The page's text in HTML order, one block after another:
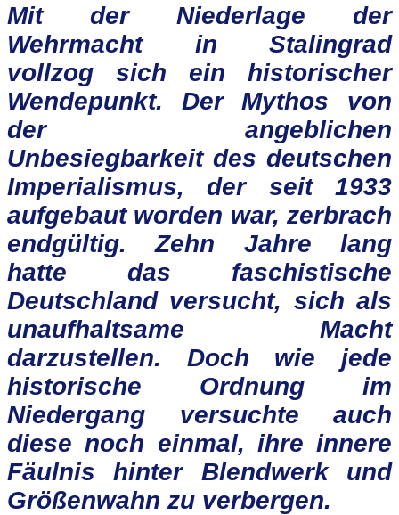
Mit der Niederlage der
Wehrmacht in Stalingrad
vollzog sich ein historischer
Wendepunkt. Der Mythos von
der angeblichen
Unbesiegbarkeit des deutschen
Imperialismus, der seit 1933
aufgebaut worden war, zerbrach
endgültig. Zehn Jahre lang
hatte das faschistische
Deutschland versucht, sich als
unaufhaltsame Macht
darzustellen. Doch wie jede
historische Ordnung im
Niedergang versuchte auch
diese noch einmal, ihre innere
Fäulnis hinter Blendwerk und
Größenwahn zu verbergen.